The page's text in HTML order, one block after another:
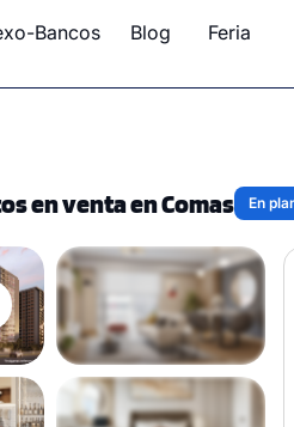
Bancos Blog Feria
en venta en Comas En